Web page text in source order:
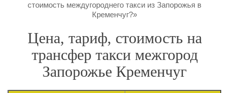
стоимость междугороднего такси из Запорожья в
Кременчуг?»
Цена, тариф, стоимость на
трансфер такси межгород
Запорожье Кременчуг